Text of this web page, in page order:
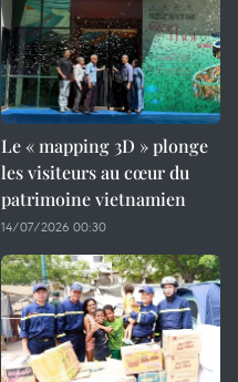
Le « mapping 3D » plonge
les visiteurs au cœur du
patrimoine vietnamien
14/07/2026 00:30